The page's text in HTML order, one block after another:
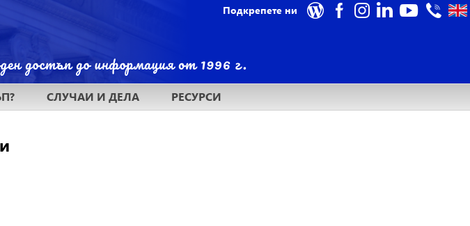
Подкрепете ни
СЛУЧАИ И ДЕЛА РЕСУРСИ